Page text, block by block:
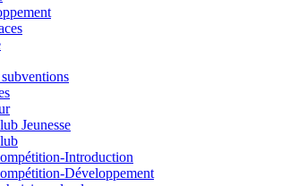
Jeunesse
Introduction
Développement